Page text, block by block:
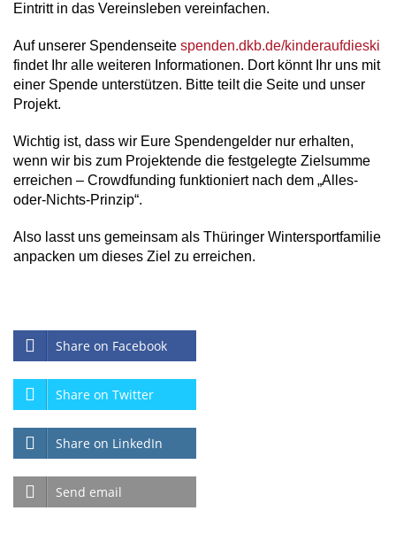
Eintritt in das Vereinsleben vereinfachen.
Auf unserer Spendenseite spenden.dkb.de/kinderaufdieski
findet Ihr alle weiteren Informationen. Dort könnt Ihr uns mit
einer Spende unterstützen. Bitte teilt die Seite und unser
Projekt.
Wichtig ist, dass wir Eure Spendengelder nur erhalten,
wenn wir bis zum Projektende die festgelegte Zielsumme
erreichen – Crowdfunding funktioniert nach dem „Alles-
oder-Nichts-Prinzip“.
Also lasst uns gemeinsam als Thüringer Wintersportfamilie
anpacken um dieses Ziel zu erreichen.
Share on Facebook
Share on Twitter
Share on LinkedIn
Send email